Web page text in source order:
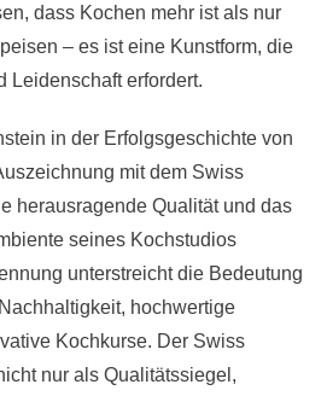
dass Kochen mehr ist als nur
– es ist eine Kunstform, die
Leidenschaft erfordert.
in der Erfolgsgeschichte von
mit dem Swiss
herausragende Qualität und das
seines Kochstudios
unterstreicht die Bedeutung
hochwertige
Kochkurse. Der Swiss
nur als Qualitätssiegel,